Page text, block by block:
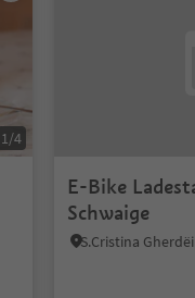
1/4
E-Bike
Schwaige